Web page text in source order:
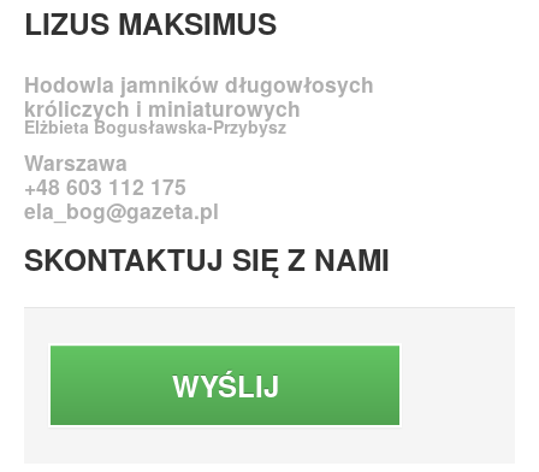
LIZUS MAKSIMUS
Hodowla jamników długowłosych
króliczych i miniaturowych
Elżbieta Bogusławska-Przybysz
Warszawa
+48 603 112 175
ela_bog@gazeta.pl
SKONTAKTUJ SIĘ Z NAMI
WYŚLIJ